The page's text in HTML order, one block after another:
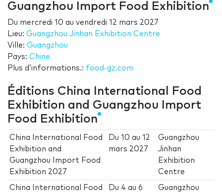
Guangzhou Import Food Exhibition
Du mercredi 10 au vendredi 12 mars 2027
Lieu: Guangzhou Jinhan Exhibition Centre
Ville: Guangzhou
Pays: Chine
Plus d’informations.: food-gz.com
Éditions China International Food
Exhibition and Guangzhou Import
Food Exhibition
China International Food
Exhibition and
Guangzhou Import Food
Exhibition 2027
Du10 au12
mars 2027
Guangzhou
Jinhan
Exhibition
Centre
China International Food
Du 4 au6
Guangzhou